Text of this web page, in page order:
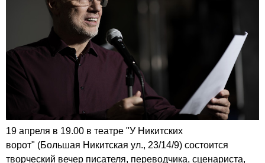
19 апреля в 19.00 в театре "У Никитских
ворот" (Большая Никитская ул., 23/14/9) состоится
творческий вечер писателя, переводчика, сценариста,